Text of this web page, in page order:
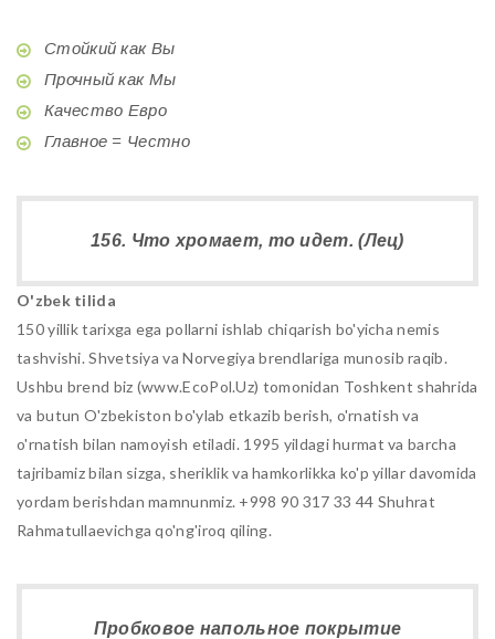
Стойкий как Вы
Прочный как Мы
Качество Евро
Главное = Честно
156. Что хромает, то идет. (Лец)
O'zbek tilida
150 yillik tarixga ega pollarni ishlab chiqarish bo'yicha nemis
tashvishi. Shvetsiya va Norvegiya brendlariga munosib raqib.
Ushbu brend biz (www.EcoPol.Uz) tomonidan Toshkent shahrida
va butun O'zbekiston bo'ylab etkazib berish, o'rnatish va
o'rnatish bilan namoyish etiladi. 1995 yildagi hurmat va barcha
tajribamiz bilan sizga, sheriklik va hamkorlikka ko'p yillar davomida
yordam berishdan mamnunmiz. +998 90 317 33 44 Shuhrat
Rahmatullaevichga qo'ng'iroq qiling.
Пробковое напольное покрытие